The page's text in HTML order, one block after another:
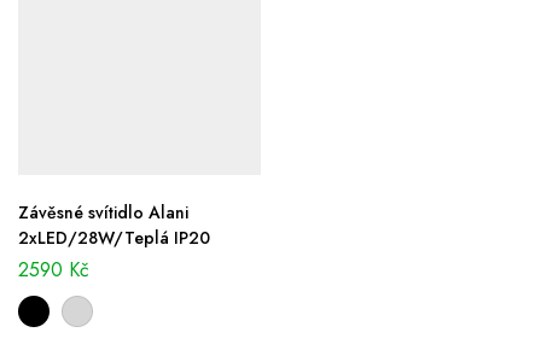
Závěsné svítidlo Alani
2xLED/28W/Teplá IP20
2590 Kč